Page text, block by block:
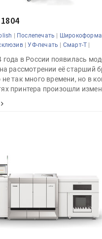
| Послепечать |
|УФ-печать | Смарт-Т |
года в России появилась
рассмотрении её старший
так много времени, но в
принтера произошли